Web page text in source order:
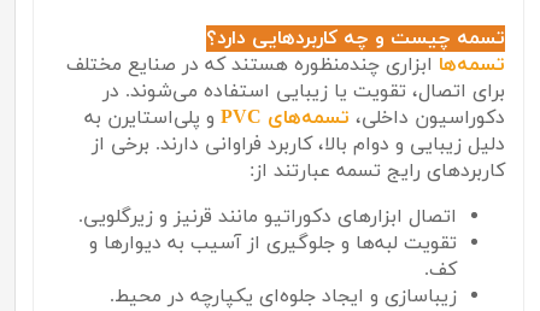
تسمه چیست و چه کاربردهایی دارد؟
تسمه‌ها ابزاری چندمنظوره هستند که در صنایع مختلف
برای اتصال، تقویت یا زیبایی استفاده می‌شوند. در
دکوراسیون داخلی، تسمه‌های PVC
و پلی‌استایرن به
دلیل زیبایی و دوام بالا، کاربرد فراوانی دارند. برخی از
کاربردهای رایج تسمه عبارتند از:
اتصال ابزارهای دکوراتیو مانند قرنیز و زیرگلویی.
تقویت لبه‌ها و جلوگیری از آسیب به دیوارها و
کف.
زیباسازی و ایجاد جلوه‌ای یکپارچه در محیط.